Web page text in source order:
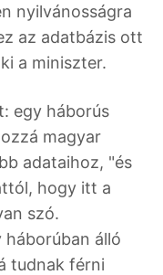
nyilvánosságra
az adatbázis ott
a miniszter.
egy háborús
magyar
adataihoz, "és
hogy itt a
szó.
háborúban álló
tudnak férni